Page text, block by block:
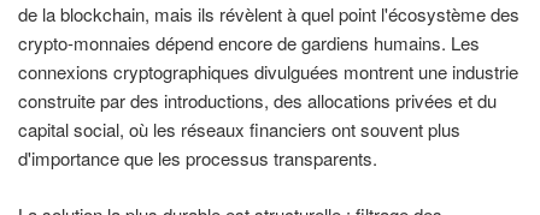
de la blockchain, mais ils révèlent à quel point l'écosystème des
crypto-monnaies dépend encore de gardiens humains. Les
connexions cryptographiques divulguées montrent une industrie
construite par des introductions, des allocations privées et du
capital social, où les réseaux financiers ont souvent plus
d'importance que les processus transparents.